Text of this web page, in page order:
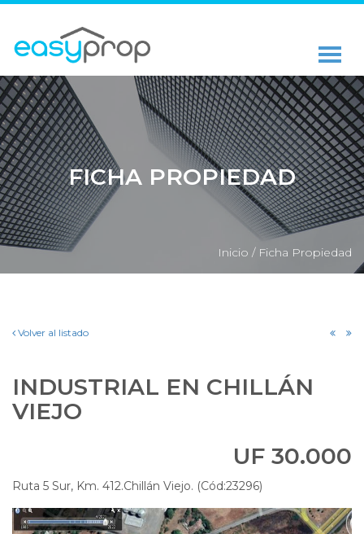
FICHA PROPIEDAD
Inicio / Ficha Propiedad
Volver al listado
INDUSTRIAL EN CHILLÁN
VIEJO
UF 30.000
Ruta 5 Sur, Km. 412.Chillán Viejo. (Cód:23296)